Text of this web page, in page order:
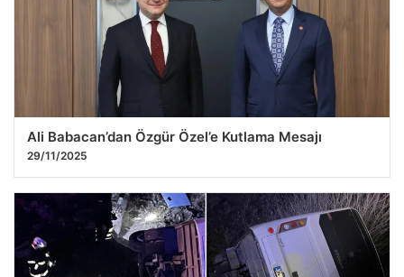
Ali Babacan’dan Özgür Özel’e Kutlama Mesajı
29/11/2025